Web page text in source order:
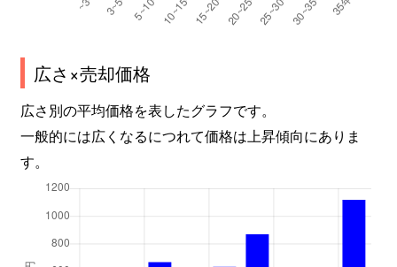
広さ×売却価格
広さ別の平均価格を表したグラフです。
一般的には広くなるにつれて価格は上昇傾向にありま
す。